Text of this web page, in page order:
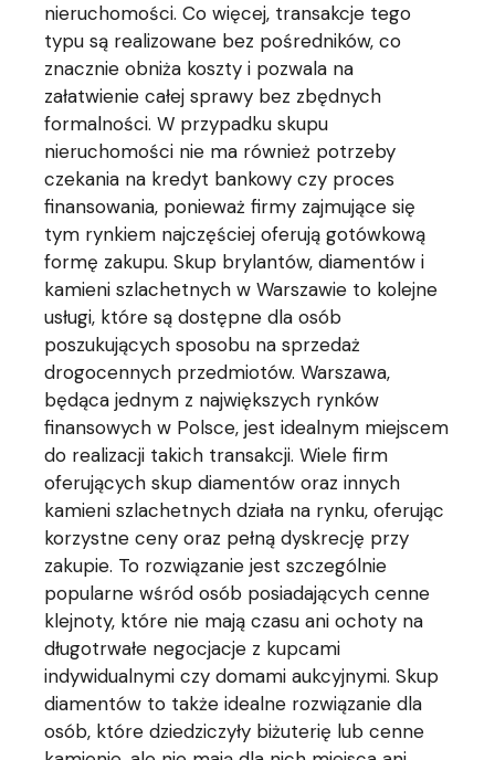
nieruchomości. Co więcej, transakcje tego
typu są realizowane bez pośredników, co
znacznie obniża koszty i pozwala na
załatwienie całej sprawy bez zbędnych
formalności. W przypadku skupu
nieruchomości nie ma również potrzeby
czekania na kredyt bankowy czy proces
finansowania, ponieważ firmy zajmujące się
tym rynkiem najczęściej oferują gotówkową
formę zakupu. Skup brylantów, diamentów i
kamieni szlachetnych w Warszawie to kolejne
usługi, które są dostępne dla osób
poszukujących sposobu na sprzedaż
drogocennych przedmiotów. Warszawa,
będąca jednym z największych rynków
finansowych w Polsce, jest idealnym miejscem
do realizacji takich transakcji. Wiele firm
oferujących skup diamentów oraz innych
kamieni szlachetnych działa na rynku, oferując
korzystne ceny oraz pełną dyskrecję przy
zakupie. To rozwiązanie jest szczególnie
popularne wśród osób posiadających cenne
klejnoty, które nie mają czasu ani ochoty na
długotrwałe negocjacje z kupcami
indywidualnymi czy domami aukcyjnymi. Skup
diamentów to także idealne rozwiązanie dla
osób, które dziedziczyły biżuterię lub cenne